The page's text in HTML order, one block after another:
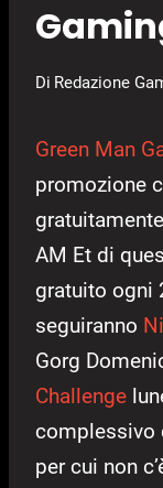
Di Redazione
Green Man
promozione
AM Et di
gratuito ogni
seguiranno
Gorg
Challenge
complessivo
per cui non